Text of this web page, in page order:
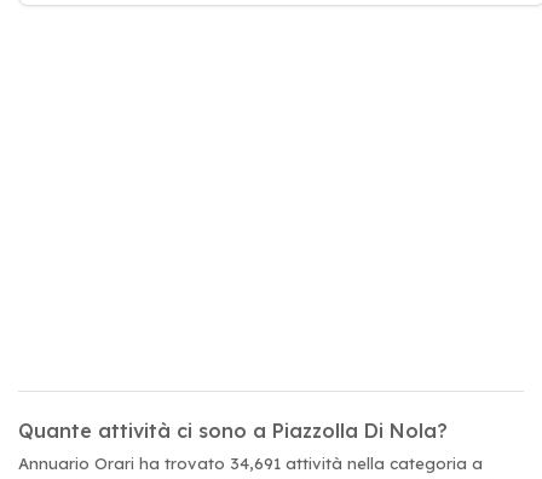
Quante attività ci sono a Piazzolla Di Nola?
Annuario Orari ha trovato 34,691 attività nella categoria a